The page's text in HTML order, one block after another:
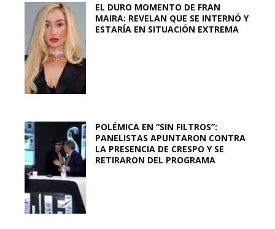
EL DURO MOMENTO DE FRAN
MAIRA: REVELAN QUE SE INTERNÓ Y
ESTARÍA EN SITUACIÓN EXTREMA
POLÉMICA EN “SIN FILTROS”:
PANELISTAS APUNTARON CONTRA
LA PRESENCIA DE CRESPO Y SE
RETIRARON DEL PROGRAMA